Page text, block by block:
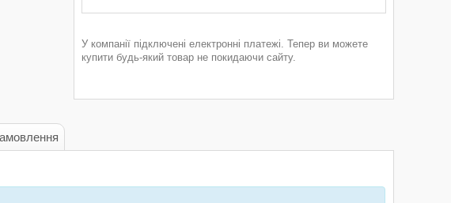
У компанії підключені електронні платежі. Тепер ви можете
купити будь-який товар не покидаючи сайту.